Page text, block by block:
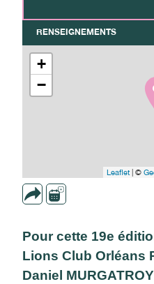
RENSEIGNEMENTS
+
−
Leaflet| ©
Pour cette 19e
Lions Club Orléans
Daniel